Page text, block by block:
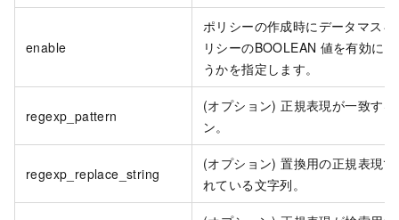
enable
ポリシーの作成時にデータマス
リシーのBOOLEAN 値を有効に
うかを指定します。
regexp_pattern
(オプション) 正規表現が一致す
ン。
regexp_replace_string
(オプション) 置換用の正規表現
れている文字列。